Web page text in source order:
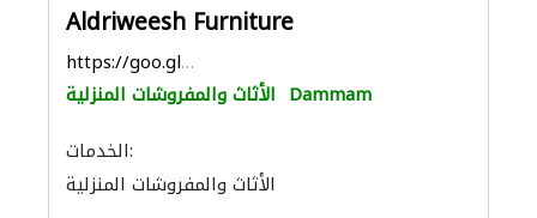
Aldriweesh Furniture
https://goo.gl/maps/NnMWqzPukeuLqGQy9
الأثاث والمفروشات المنزلية Dammam
الخدمات:
الأثاث والمفروشات المنزلية